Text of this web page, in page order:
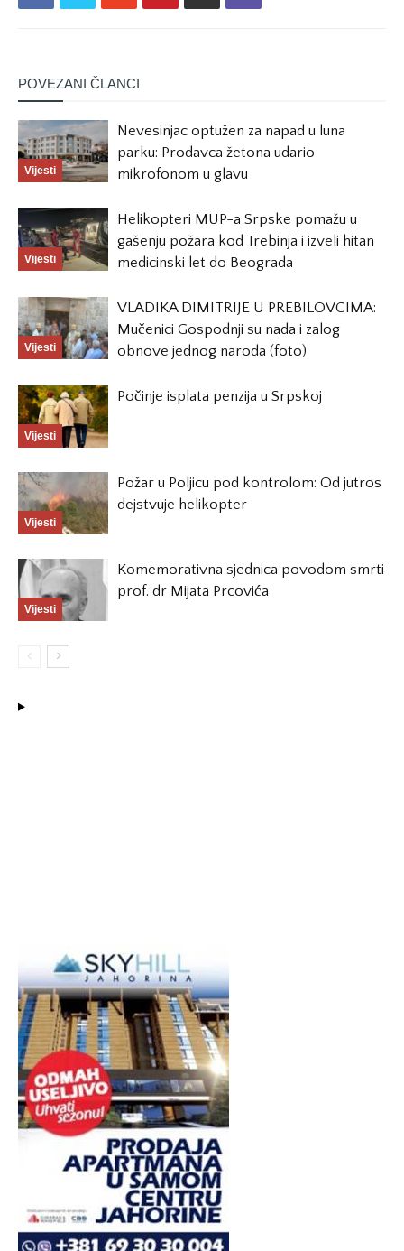
POVEZANI ČLANCI
Vijesti
Nevesinjac optužen za napad u luna
parku: Prodavca žetona udario
mikrofonom u glavu
Vijesti
Helikopteri MUP-a Srpske pomažu u
gašenju požara kod Trebinja i izveli hitan
medicinski let do Beograda
Vijesti
VLADIKA DIMITRIJE U PREBILOVCIMA:
Mučenici Gospodnji su nada i zalog
obnove jednog naroda (foto)
Vijesti
Počinje isplata penzija u Srpskoj
Vijesti
Požar u Poljicu pod kontrolom: Od jutros
dejstvuje helikopter
Vijesti
Komemorativna sjednica povodom smrti
prof. dr Mijata Prcovića